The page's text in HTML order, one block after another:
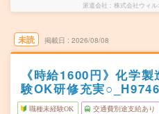
派遣会社 株式会社ウィ
未読 掲載日 2026/08/08
《時給1600円》化学
験OK研修充実
職種未経験OK 交通費別途支給あり